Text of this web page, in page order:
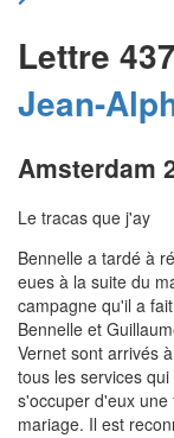
Lettre
Jean-
Amsterdam
Le tracas que j'ay
Bennelle a tardé à
eues à la suite du
campagne qu'il a
Bennelle et
Vernet sont arrivés
tous les services
s'occuper d'eux
mariage. Il est